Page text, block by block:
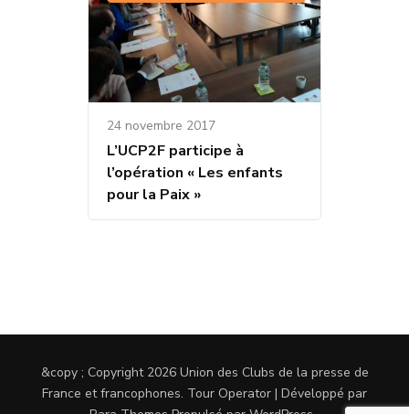
24 novembre 2017
L’UCP2F participe à
l’opération « Les enfants
pour la Paix »
&copy ; Copyright 2026 Union des Clubs de la presse de
France et francophones. Tour Operator | Développé par